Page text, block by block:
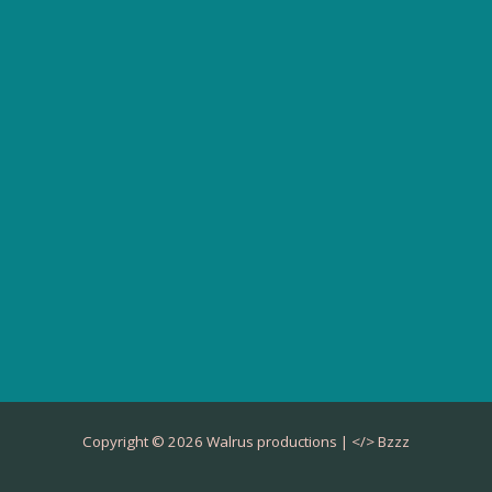
Copyright © 2026 Walrus productions | </>Bzzz